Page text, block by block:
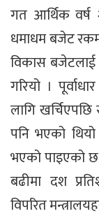
गत आर्थिक वर्ष
धमाधम बजेट
विकास बजेटलाई
गरियो ।
लागि
पनि भएको
भएको पाइएको छ
बढीमा दश
विपरित